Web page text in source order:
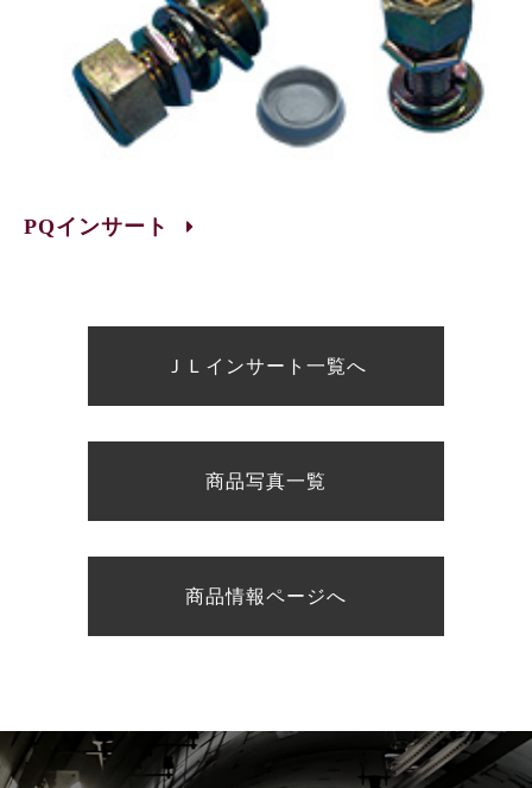
PQインサート
ＪＬインサート一覧へ
商品写真一覧
商品情報ページへ